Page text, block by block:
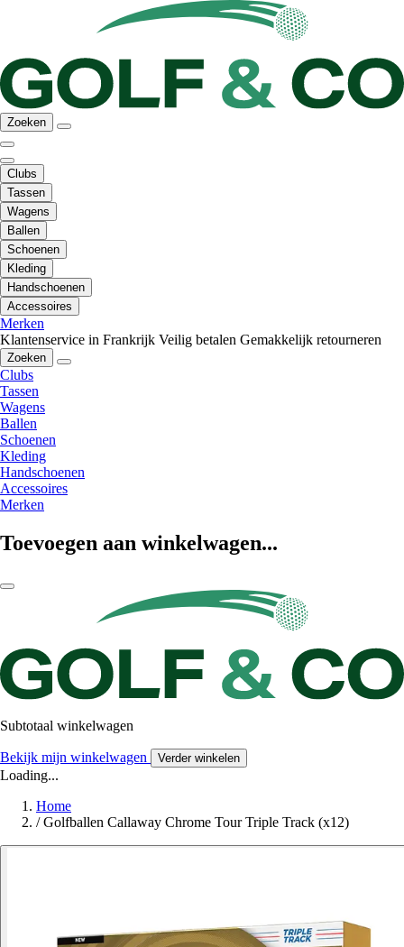
Zoeken
Clubs
Tassen
Wagens
Ballen
Schoenen
Kleding
Handschoenen
Accessoires
Merken
Klantenservice in Frankrijk Veilig betalen Gemakkelijk retourneren
Zoeken
Clubs
Tassen
Wagens
Ballen
Schoenen
Kleding
Handschoenen
Accessoires
Merken
Toevoegen aan winkelwagen...
Subtotaal winkelwagen
Bekijk mijn winkelwagen Verder winkelen
Loading...
Home
/ Golfballen Callaway Chrome Tour Triple Track (x12)